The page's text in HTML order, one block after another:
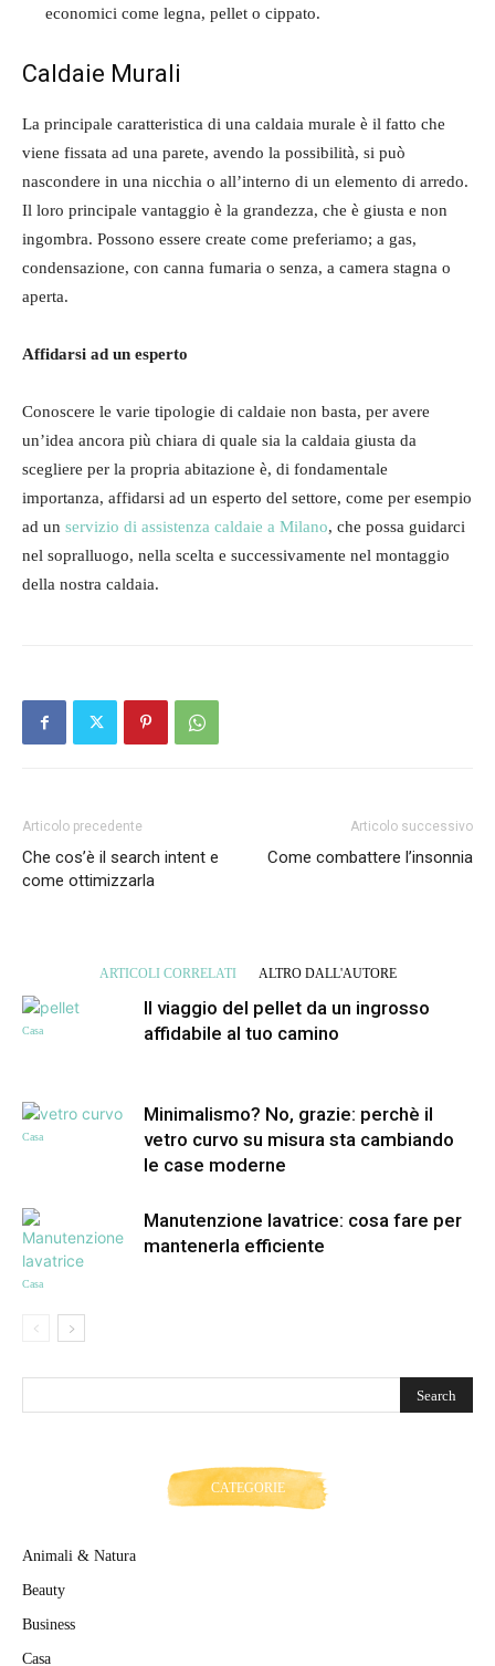
economici come legna, pellet o cippato.
Caldaie Murali
La principale caratteristica di una caldaia murale è il fatto che
viene fissata ad una parete, avendo la possibilità, si può
nascondere in una nicchia o all’interno di un elemento di arredo.
Il loro principale vantaggio è la grandezza, che è giusta e non
ingombra. Possono essere create come preferiamo; a gas,
condensazione, con canna fumaria o senza, a camera stagna o
aperta.
Affidarsi ad un esperto
Conoscere le varie tipologie di caldaie non basta, per avere
un’idea ancora più chiara di quale sia la caldaia giusta da
scegliere per la propria abitazione è, di fondamentale
importanza, affidarsi ad un esperto del settore, come per esempio
ad un servizio di assistenza caldaie a Milano, che possa guidarci
nel sopralluogo, nella scelta e successivamente nel montaggio
della nostra caldaia.
Articolo precedente
Che cos’è il search intent e
come ottimizzarla
Articolo successivo
Come combattere l’insonnia
ARTICOLI CORRELATI ALTRO DALL'AUTORE
Casa
Il viaggio del pellet da un ingrosso
affidabile al tuo camino
Casa
Minimalismo? No, grazie: perchè il
vetro curvo su misura sta cambiando
le case moderne
Casa
Manutenzione lavatrice: cosa fare per
mantenerla efficiente
CATEGORIE
Animali & Natura
Beauty
Business
Casa